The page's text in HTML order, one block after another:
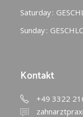
Saturday
Sunday
Kontakt
+49 3322